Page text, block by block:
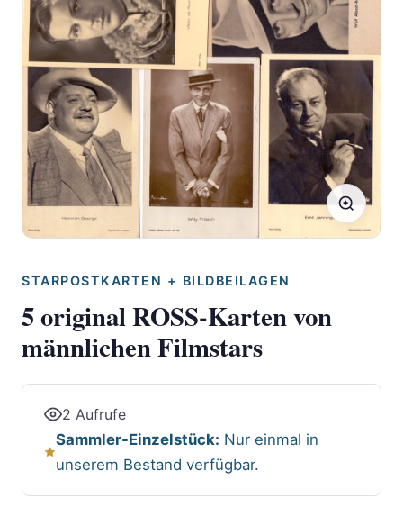
STARPOSTKARTEN + BILDBEILAGEN
5 original ROSS-Karten von
männlichen Filmstars
2 Aufrufe
Sammler-Einzelstück: Nur einmal in
unserem Bestand verfügbar.